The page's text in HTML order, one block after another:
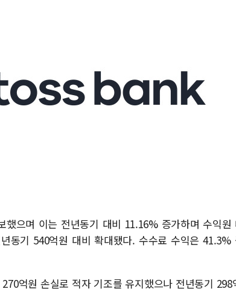
했으며 이는 전년동기 대비 11.16% 증가하며 수익원
동기 540억원 대비 확대됐다. 수수료 수익은 41.3%
억원 손실로 적자 기조를 유지했으나 전년동기 298